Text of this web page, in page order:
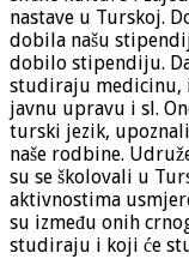
nastave u Turskoj.
dobila našu
dobilo stipendiju.
studiraju medicinu,
javnu upravu i sl.
turski jezik,
naše rodbine.
su se školovali u
aktivnostima
su između onih
studiraju i koji će